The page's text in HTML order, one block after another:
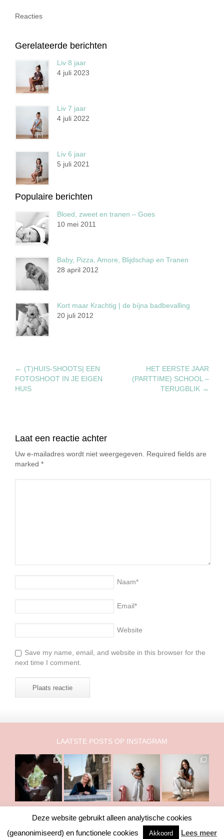
Reacties
Gerelateerde berichten
Liv 8 jaar
4 juli 2023
Liv 7 jaar
4 juli 2022
Liv 6 jaar
5 juli 2021
Populaire berichten
Bloed, zweet en tranen – Goes
10 mei 2011
Baby, Pizza, Amore, Blijdschap en Tranen
28 april 2012
Kort maar Krachtig | de bíjna badbevalling
20 juli 2012
← (T)HUIS-SHOOTS| EEN
FOTOSHOOT IN JE EIGEN
HUIS
HET EERSTE JAAR
(PARTTIME) SCHOOL –
TERUGBLIK →
Laat een reactie achter
Uw e-mailadres wordt niet weergegeven. Required fields are
marked *
Naam*
Email*
Website
Save my name, email, and website in this browser for the
next time I comment.
LAATSTE POSTS OP INSTAGRAM
Copyright © 2011-2026 Marry Fermont. Het is NIET toegestaan om
Deze website gebruikt alleen analytische cookies
(geanonimiseerd) en functionele cookies
Akkoord Lees meer